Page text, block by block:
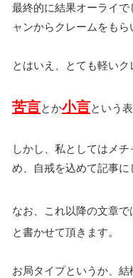
最終的に結果オーライ
ャンからクレームをもら
とはいえ、とても軽いク
苦言とか小言という
しかし、私としてはメ
め、自戒を込めて記事に
なお、これ以降の文章
と書かせて頂きます。
お局タイプというか、